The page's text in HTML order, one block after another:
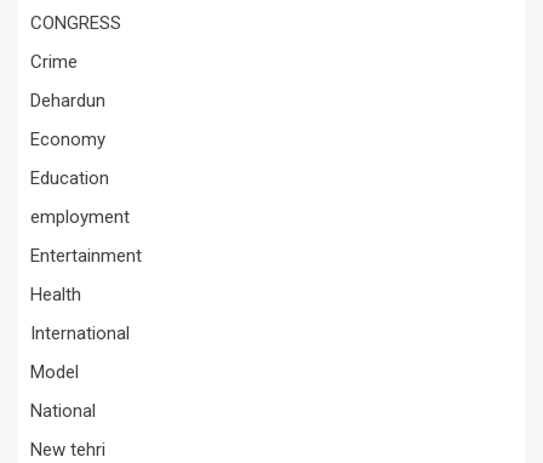
CONGRESS
Crime
Dehardun
Economy
Education
employment
Entertainment
Health
International
Model
National
New tehri